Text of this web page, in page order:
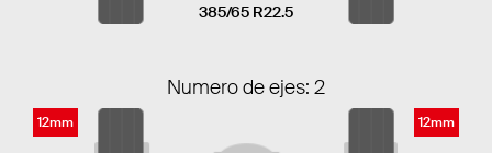
385/65 R22.5
Numero de ejes: 2
12mm 12mm